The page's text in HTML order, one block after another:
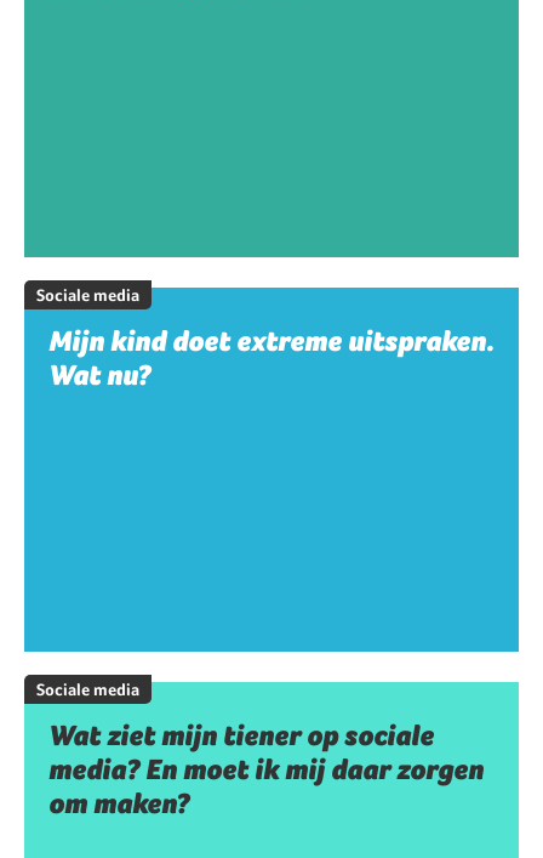
Sociale media
Mijn kind doet extreme uitspraken.
Wat nu?
Sociale media
Wat ziet mijn tiener op sociale
media? En moet ik mij daar zorgen
om maken?